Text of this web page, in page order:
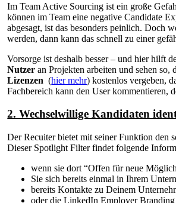
Im Team Active Sourcing ist ein große
können im Team eine negative Candidate
abgesagt, ist das besonders peinlich. Doch
werden, dann kann das schnell zu einer
Vorsorge ist deshalb besser – und hier hilft
Nutzer an Projekten arbeiten und sehen
Lizenzen (hier mehr) kostenlos vergeben,
Fachbereich kann den User kommentieren,
2. Wechselwillige Kandidaten
Der Recuiter bietet mit seiner Funktion den
Dieser Spotlight Filter findet folgende
wenn sie dort “Offen für neue
Sie sich bereits einmal in Ihrem
bereits Kontakte zu Deinem
oder die LinkedIn Employer